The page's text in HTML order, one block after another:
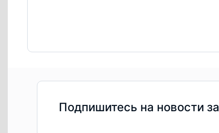
Подпишитесь на новости